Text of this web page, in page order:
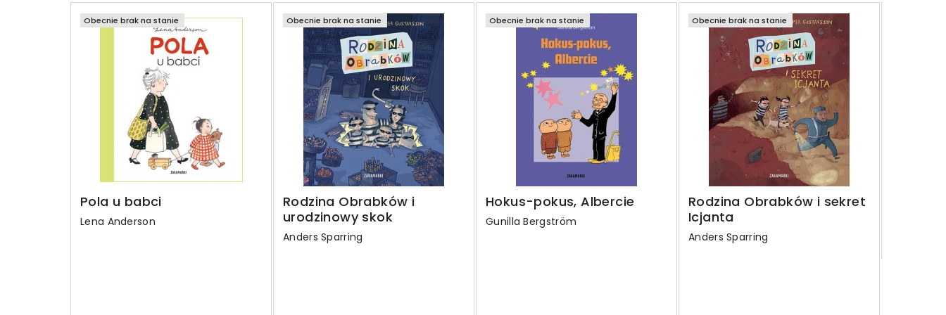
Obecnie brak na stanie
Pola u babci
Lena Anderson
Obecnie brak na stanie
Rodzina Obrabków i
urodzinowy skok
Anders Sparring
Obecnie brak na stanie
Hokus-pokus, Albercie
Gunilla Bergström
Obecnie brak na stanie
Rodzina Obrabków i sekret
Icjanta
Anders Sparring